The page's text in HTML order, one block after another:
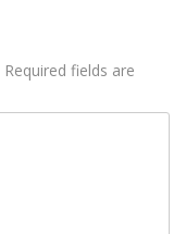
Required fields are